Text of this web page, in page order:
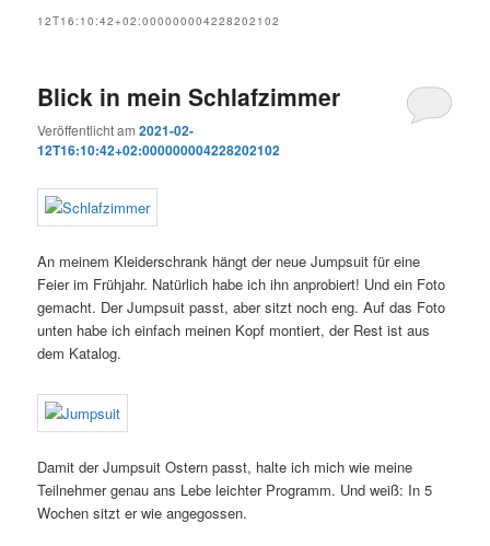
12T16:10:42+02:000000004228202102
Blick in mein Schlafzimmer
Veröffentlicht am2021-02-
12T16:10:42+02:000000004228202102
An meinem Kleiderschrank hängt der neue Jumpsuit für eine
Feier im Frühjahr. Natürlich habe ich ihn anprobiert! Und ein Foto
gemacht. Der Jumpsuit passt, aber sitzt noch eng. Auf das Foto
unten habe ich einfach meinen Kopf montiert, der Rest ist aus
dem Katalog.
Damit der Jumpsuit Ostern passt, halte ich mich wie meine
Teilnehmer genau ans Lebe leichter Programm. Und weiß: In 5
Wochen sitzt er wie angegossen.